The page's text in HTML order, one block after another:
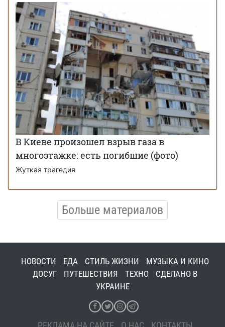
В Киеве произошел взрыв газа в
многоэтажке: есть погибшие (фото)
Жуткая трагедия
Больше материалов
НОВОСТИ ЕДА СТИЛЬ ЖИЗНИ
МУЗЫКА И КИНО
ДОСУГ
ПУТЕШЕСТВИЯ ТЕХНО
СДЕЛАНО В
УКРАИНЕ